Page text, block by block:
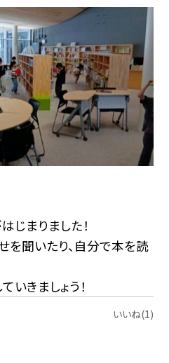
じまりました！
を聞いたり、自分で本を読
いきましょう！
いいね(1)